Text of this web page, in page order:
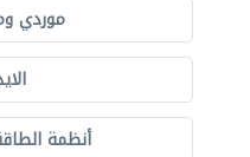
موردي
أنظمة